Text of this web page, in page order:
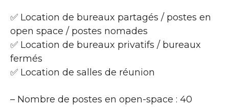
✅ Location de bureaux partagés / postes en
open space / postes nomades
✅ Location de bureaux privatifs / bureaux
fermés
✅ Location de salles de réunion
– Nombre de postes en open-space : 40